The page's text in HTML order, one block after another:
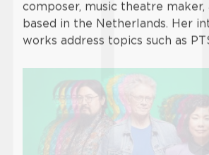
composer, music theatre maker,
based in the Netherlands. Her
works address topics such as